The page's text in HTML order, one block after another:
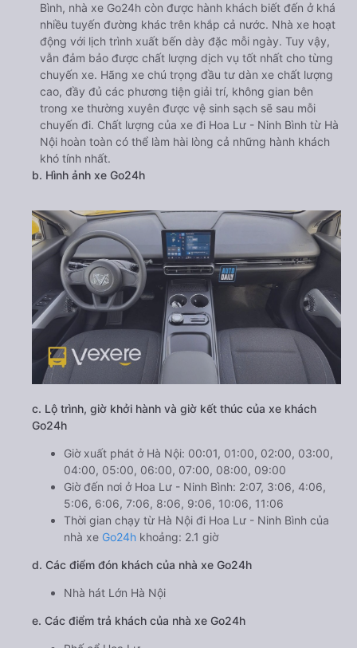
Bình, nhà xe Go24h còn được hành khách biết đến ở khá
nhiều tuyến đường khác trên khắp cả nước. Nhà xe hoạt
động với lịch trình xuất bến dày đặc mỗi ngày. Tuy vậy,
vẫn đảm bảo được chất lượng dịch vụ tốt nhất cho từng
chuyến xe. Hãng xe chú trọng đầu tư dàn xe chất lượng
cao, đầy đủ các phương tiện giải trí, không gian bên
trong xe thường xuyên được vệ sinh sạch sẽ sau mỗi
chuyến đi. Chất lượng của xe đi Hoa Lư - Ninh Bình từ Hà
Nội hoàn toàn có thể làm hài lòng cả những hành khách
khó tính nhất.
b. Hình ảnh xe Go24h
c. Lộ trình, giờ khởi hành và giờ kết thúc của xe khách
Go24h
Giờ xuất phát ở Hà Nội: 00:01, 01:00, 02:00, 03:00,
04:00, 05:00, 06:00, 07:00, 08:00, 09:00
Giờ đến nơi ở Hoa Lư - Ninh Bình: 2:07, 3:06, 4:06,
5:06, 6:06, 7:06, 8:06, 9:06, 10:06, 11:06
Thời gian chạy từ Hà Nội đi Hoa Lư - Ninh Bình của
nhà xe Go24h khoảng: 2.1 giờ
d. Các điểm đón khách của nhà xe Go24h
Nhà hát Lớn Hà Nội
e. Các điểm trả khách của nhà xe Go24h